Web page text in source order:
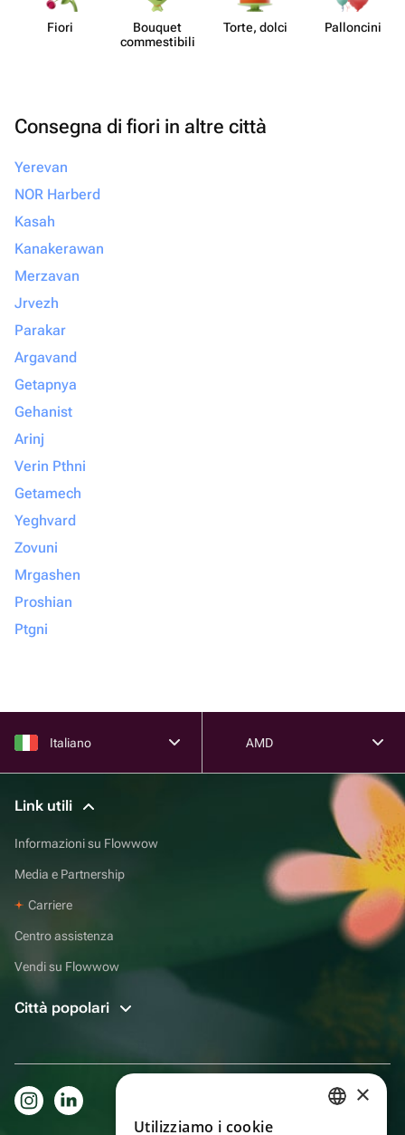
Fiori
Bouquet
commes​tibili
Torte, dolci Pall​oncini
Consegna di fiori in altre città
Yerevan
NOR Harberd
Kasah
Kanakerawan
Merzavan
Jrvezh
Parakar
Argavand
Getapnya
Gehanist
Arinj
Verin Pthni
Getamech
Yeghvard
Zovuni
Mrgashen
Proshian
Ptgni
Italiano AMD
Link utili
Informazioni su Flowwow
Media e Partnership
Carriere
Centro assistenza
Vendi su Flowwow
Città popolari
×
Utilizziamo i cookie